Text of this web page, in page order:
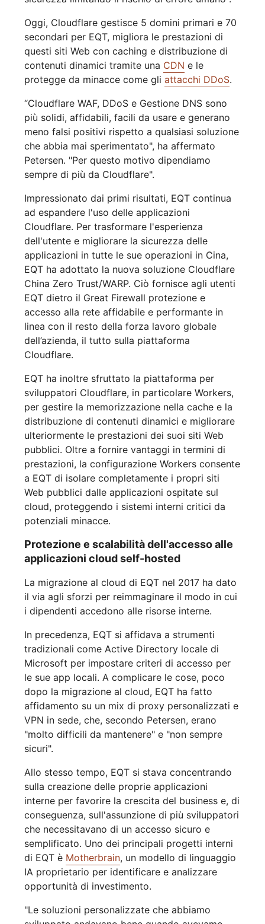
Oggi, Cloudflare gestisce 5 domini primari e 70
secondari per EQT, migliora le prestazioni di
questi siti Web con caching e distribuzione di
contenuti dinamici tramite una CDN e le
protegge da minacce come gliattacchi DDoS.
“Cloudflare WAF, DDoS e Gestione DNS sono
più solidi, affidabili, facili da usare e generano
meno falsi positivi rispetto a qualsiasi soluzione
che abbia mai sperimentato", ha affermato
Petersen. "Per questo motivo dipendiamo
sempre di più da Cloudflare".
Impressionato dai primi risultati, EQT continua
ad espandere l'uso delle applicazioni
Cloudflare. Per trasformare l'esperienza
dell'utente e migliorare la sicurezza delle
applicazioni in tutte le sue operazioni in Cina,
EQT ha adottato la nuova soluzione Cloudflare
China Zero Trust/WARP. Ciò fornisce agli utenti
EQT dietro il Great Firewall protezione e
accesso alla rete affidabile e performante in
linea con il resto della forza lavoro globale
dell’azienda, il tutto sulla piattaforma
Cloudflare.
EQT ha inoltre sfruttato la piattaforma per
sviluppatori Cloudflare, in particolare Workers,
per gestire la memorizzazione nella cache e la
distribuzione di contenuti dinamici e migliorare
ulteriormente le prestazioni dei suoi siti Web
pubblici. Oltre a fornire vantaggi in termini di
prestazioni, la configurazione Workers consente
a EQT di isolare completamente i propri siti
Web pubblici dalle applicazioni ospitate sul
cloud, proteggendo i sistemi interni critici da
potenziali minacce.
Protezione e scalabilità dell'accesso alle
applicazioni cloud self-hosted
La migrazione al cloud di EQT nel 2017 ha dato
il via agli sforzi per reimmaginare il modo in cui
i dipendenti accedono alle risorse interne.
In precedenza, EQT si affidava a strumenti
tradizionali come Active Directory locale di
Microsoft per impostare criteri di accesso per
le sue app locali. A complicare le cose, poco
dopo la migrazione al cloud, EQT ha fatto
affidamento su un mix di proxy personalizzati e
VPN in sede, che, secondo Petersen, erano
"molto difficili da mantenere" e "non sempre
sicuri".
Allo stesso tempo, EQT si stava concentrando
sulla creazione delle proprie applicazioni
interne per favorire la crescita del business e, di
conseguenza, sull'assunzione di più sviluppatori
che necessitavano di un accesso sicuro e
semplificato. Uno dei principali progetti interni
di EQT è Motherbrain, un modello di linguaggio
IA proprietario per identificare e analizzare
opportunità di investimento.
"Le soluzioni personalizzate che abbiamo